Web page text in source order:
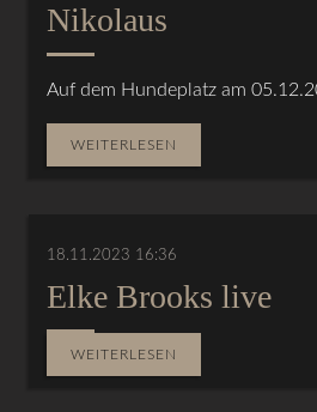
Nikolaus
Auf dem Hundeplatz am
WEITERLESEN
18.11.2023 16:36
Elke Brooks live
WEITERLESEN